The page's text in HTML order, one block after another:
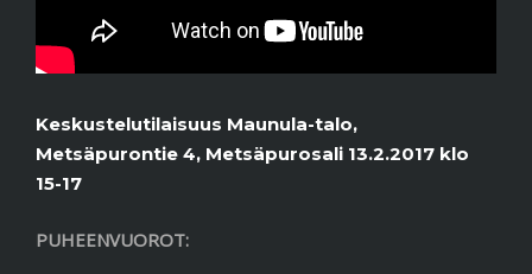
Keskustelutilaisuus Maunula-talo,
Metsäpurontie 4, Metsäpurosali 13.2.2017 klo
15-17
PUHEENVUOROT: